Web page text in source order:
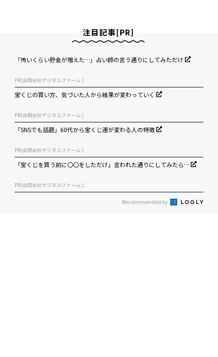
注目記事[PR]
「怖いくらい貯金が増えた…」占い師の言う通りにしてみただけ
PR(合同会社デジタルファーム )
宝くじの買い方、気づいた人から結果が変わっていく
PR(合同会社デジタルファーム )
「SNSでも話題」60代から宝くじ運が変わる人の特徴
PR(合同会社デジタルファーム )
「宝くじを買う前に〇〇をしただけ」言われた通りにしてみたら…
PR(合同会社デジタルファーム )
Recommended by